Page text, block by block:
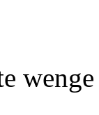
wenge